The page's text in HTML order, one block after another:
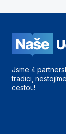
Jsme 4
tradici,
cestou!